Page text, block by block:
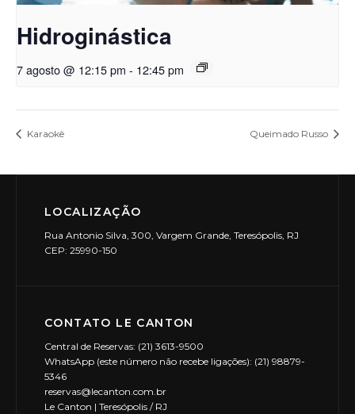
Hidroginástica
7 agosto @ 12:15 pm - 12:45 pm
Karaokê Queimado Russo
LOCALIZAÇÃO
Rua Antonio Silva, 300, Vargem Grande, Teresópolis, RJ
CEP: 25990-150
CONTATO LE CANTON
Central de Reservas: (21) 3613-9500
WhatsApp (este número não recebe ligações): (21) 98879-
5346
reservas@lecanton.com.br
Le Canton | Teresópolis / RJ